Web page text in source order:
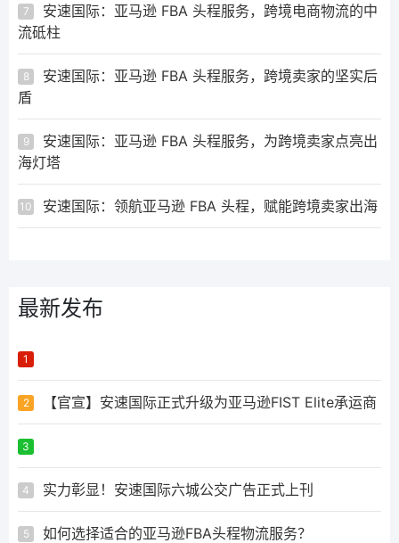
7
安速国际：亚马逊 FBA 头程服务，跨境电商物流的中
流砥柱
8
安速国际：亚马逊 FBA 头程服务，跨境卖家的坚实后
盾
9
安速国际：亚马逊 FBA 头程服务，为跨境卖家点亮出
海灯塔
10 安速国际：领航亚马逊 FBA 头程，赋能跨境卖家出海
最新发布
1
2 【官宣】安速国际正式升级为亚马逊FIST Elite承运商
3
4 实力彰显！安速国际六城公交广告正式上刊
5 如何选择适合的亚马逊FBA头程物流服务？